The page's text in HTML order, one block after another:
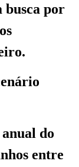
busca por
do
entre